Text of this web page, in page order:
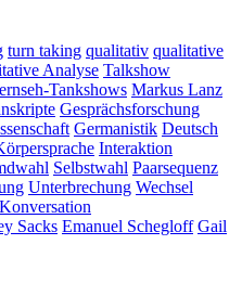
turn taking qualitativ qualitative
Analyse Talkshow
Tankshows Markus Lanz
Gesprächsforschung
Germanistik Deutsch
Interaktion
Selbstwahl Paarsequenz
Unterbrechung Wechsel
Konversation
Sacks Emanuel Schegloff Gail